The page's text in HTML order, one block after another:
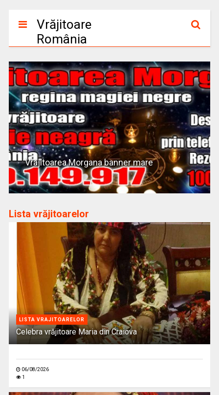
Vrăjitoare
România
Vrajitoarea Morgana banner mare
Lista vrăjitoarelor
LISTA VRAJITOARELOR
Celebra vrăjitoare Maria din Craiova
06/08/2026
1